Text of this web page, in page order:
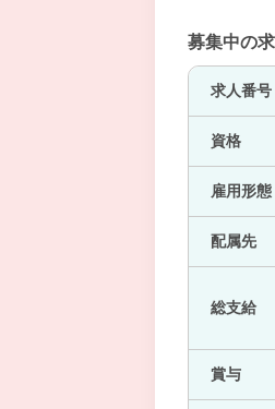
募集中の
求人番号
資格
雇用形態
配属先
総支給
賞与